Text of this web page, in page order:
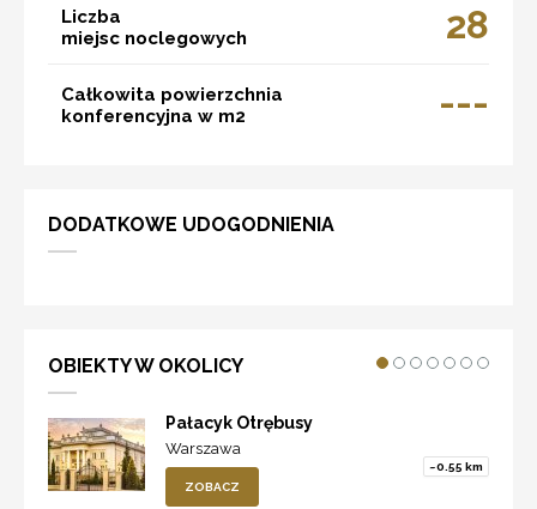
Liczba
miejsc noclegowych
28
Całkowita powierzchnia
konferencyjna w m2
---
DODATKOWE UDOGODNIENIA
OBIEKTY W OKOLICY
Pałacyk Otrębusy
Warszawa
~0.55 km
ZOBACZ